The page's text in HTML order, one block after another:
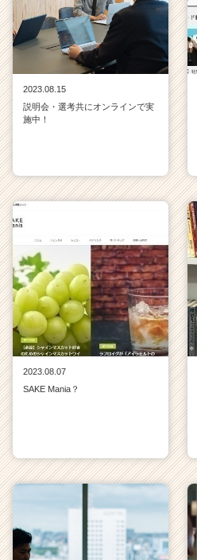
2023.08.15
説明会・選考共にオンラインで実
施中！
2023.08.07
SAKE Mania？